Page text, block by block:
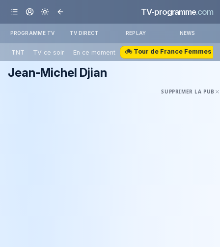
TV-programme.com
PROGRAMME TV TV DIRECT REPLAY NEWS
TNT TV ce soir En ce moment 🚲 Tour de France Femmes
Jean-Michel Djian
SUPPRIMER LA PUB